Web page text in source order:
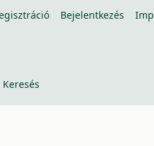
Bejelentkezés
Keresés